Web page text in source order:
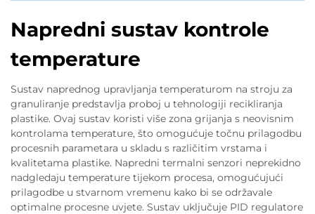
Napredni sustav kontrole
temperature
Sustav naprednog upravljanja temperaturom na stroju za
granuliranje predstavlja proboj u tehnologiji recikliranja
plastike. Ovaj sustav koristi više zona grijanja s neovisnim
kontrolama temperature, što omogućuje točnu prilagodbu
procesnih parametara u skladu s različitim vrstama i
kvalitetama plastike. Napredni termalni senzori neprekidno
nadgledaju temperature tijekom procesa, omogućujući
prilagodbe u stvarnom vremenu kako bi se održavale
optimalne procesne uvjete. Sustav uključuje PID regulatore